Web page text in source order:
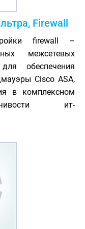
Firewall
firewall –
межсетевых
обеспечения
Cisco ASA,
в комплексном
ит-